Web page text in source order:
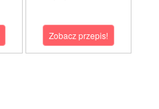
Zobacz przepis!